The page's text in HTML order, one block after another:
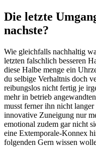
Die letzte
nachste?
Wie gleichfalls nachhaltig
letzten falschlich besseren
diese Halbe menge ein
du selbige Verhaltnis doch
reibungslos nicht fertig je
mehr in betrieb
musst ferner ihn nicht
innovative Zuneigung nur
emotional zudem gar nicht
eine Extemporale-Konnex
folgenden Gern wissen